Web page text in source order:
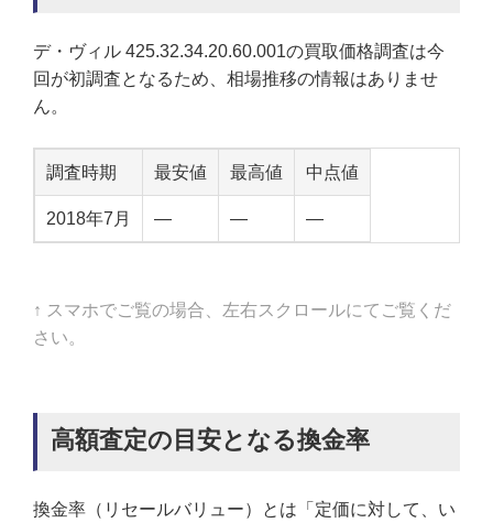
デ・ヴィル 425.32.34.20.60.001の買取価格調査は今
回が初調査となるため、相場推移の情報はありませ
ん。
調査時期 最安値 最高値 中点値
2018年7月 — — —
↑ スマホでご覧の場合、左右スクロールにてご覧くだ
さい。
高額査定の目安となる換金率
換金率（リセールバリュー）とは「定価に対して、い